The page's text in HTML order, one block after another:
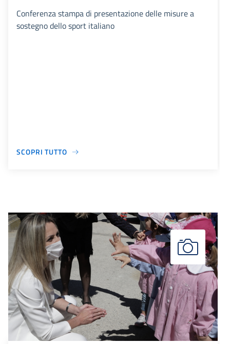
Conferenza stampa di presentazione delle misure a
sostegno dello sport italiano
SCOPRI TUTTO